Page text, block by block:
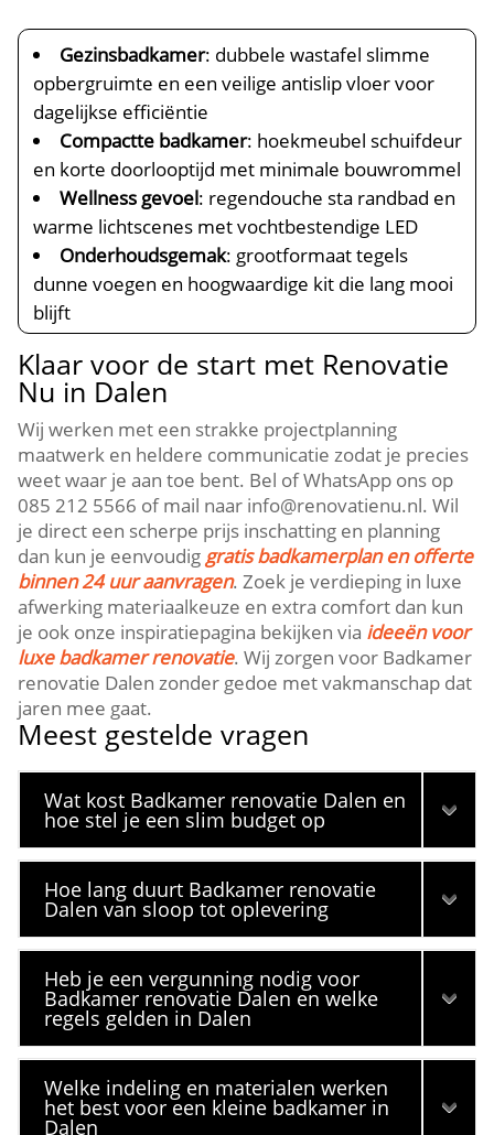
Gezinsbadkamer: dubbele wastafel slimme
opbergruimte en een veilige antislip vloer voor
dagelijkse efficiëntie
Compactte badkamer: hoekmeubel schuifdeur
en korte doorlooptijd met minimale bouwrommel
Wellness gevoel: regendouche sta randbad en
warme lichtscenes met vochtbestendige LED
Onderhoudsgemak: grootformaat tegels
dunne voegen en hoogwaardige kit die lang mooi
blijft
Klaar voor de start met Renovatie
Nu in Dalen
Wij werken met een strakke projectplanning
maatwerk en heldere communicatie zodat je precies
weet waar je aan toe bent. Bel of WhatsApp ons op
085 212 5566 of mail naar info@renovatienu.nl. Wil
je direct een scherpe prijs inschatting en planning
dan kun je eenvoudig gratis badkamerplan en offerte
binnen 24 uur aanvragen. Zoek je verdieping in luxe
afwerking materiaalkeuze en extra comfort dan kun
je ook onze inspiratiepagina bekijken via ideeën voor
luxe badkamer renovatie. Wij zorgen voor Badkamer
renovatie Dalen zonder gedoe met vakmanschap dat
jaren mee gaat.
Meest gestelde vragen
Wat kost Badkamer renovatie Dalen en
hoe stel je een slim budget op
Hoe lang duurt Badkamer renovatie
Dalen van sloop tot oplevering
Heb je een vergunning nodig voor
Badkamer renovatie Dalen en welke
regels gelden in Dalen
Welke indeling en materialen werken
het best voor een kleine badkamer in
Dalen